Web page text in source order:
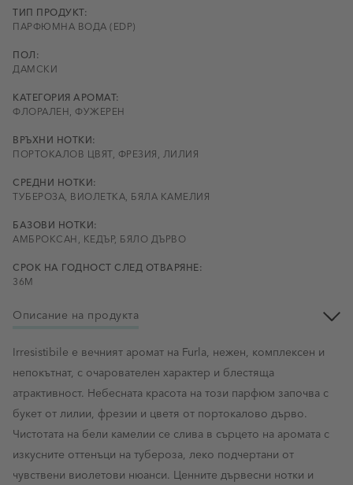
ТИП ПРОДУКТ:
ПАРФЮМНА ВОДА (EDP)
ПОЛ:
ДАМСКИ
КАТЕГОРИЯ АРОМАТ:
ФЛОРАЛЕН, ФУЖЕРЕН
ВРЪХНИ НОТКИ:
ПОРТОКАЛОВ ЦВЯТ, ФРЕЗИЯ, ЛИЛИЯ
СРЕДНИ НОТКИ:
ТУБЕРОЗА, ВИОЛЕТКА, БЯЛА КАМЕЛИЯ
БАЗОВИ НОТКИ:
АМБРОКСАН, КЕДЪР, БЯЛО ДЪРВО
СРОК НА ГОДНОСТ СЛЕД ОТВАРЯНЕ:
36M
Описание на продукта
Irresistibile е вечният аромат на Furla, нежен, комплексен и
непокътнат, с очарователен характер и блестяща
атрактивност. Небесната красота на този парфюм започва с
букет от лилии, фрезии и цветя от портокалово дърво.
Чистотата на бели камелии се слива в сърцето на аромата с
изкусните оттенъци на тубероза, леко подчертани от
чувствени виолетови нюанси. Ценните дървесни нотки и